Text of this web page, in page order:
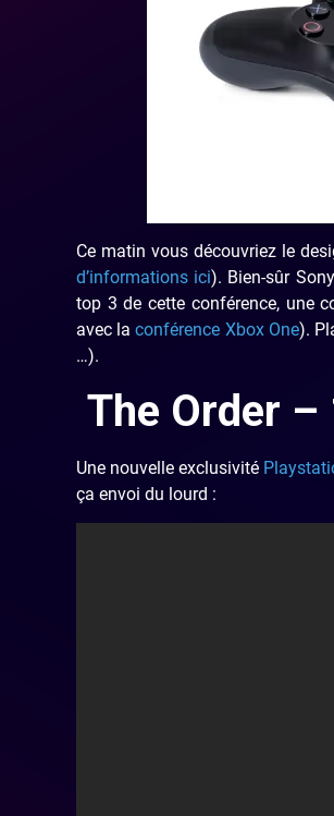
Ce matin vous découvriez le
d’informations ici). Bien-sûr
top 3 de cette conférence, une
avec laconférence Xbox One).
…).
The Order –
Une nouvelle exclusivité
ça envoi du lourd :